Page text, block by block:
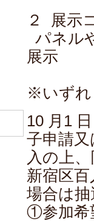
２ 展示
パネル
展示
※いずれ
10 月1
子申請
入の上
新宿区
場合は
①参加希